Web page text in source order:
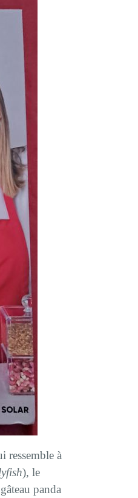
ressemble à
), le
panda